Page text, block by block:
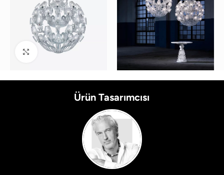
Büyütmek için tıklayın
Ürün Tasarımcısı